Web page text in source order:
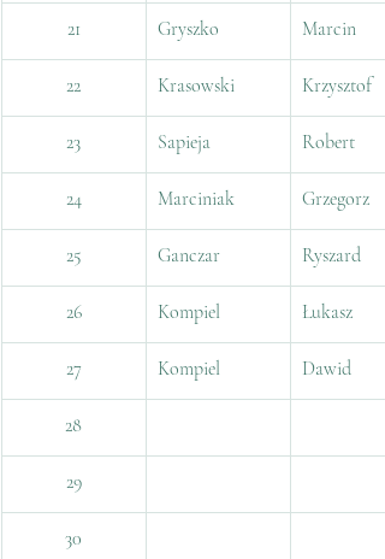
21 Gryszko Marcin
22 Krasowski Krzysztof
23 Sapieja Robert
24 Marciniak Grzegorz
25 Ganczar Ryszard
26 Kompiel Łukasz
27 Kompiel Dawid
28
29
30